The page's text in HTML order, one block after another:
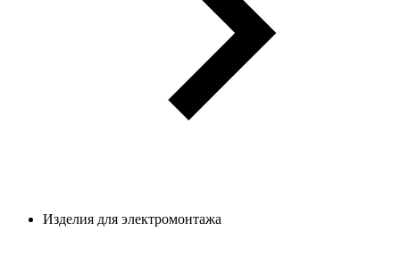
Изделия для электромонтажа